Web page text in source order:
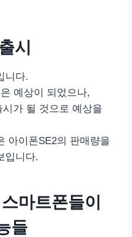
시
니다.
예상이 되었으나,
가 될 것으로 예상을
아이폰SE2의 판매량을
입니다.
마트폰들이
들